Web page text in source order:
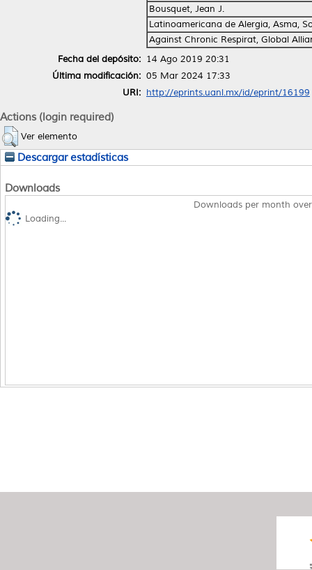
Bousquet, Jean J.
Latinoamericana de Alergia, Asma,
Against Chronic Respirat, Global
Fecha del depósito: 14 Ago 2019 20:31
Última modificación: 05 Mar 2024 17:33
URI: http://eprints.uanl.mx/id/eprint/16199
Actions (login required)
Ver elemento
Descargar estadísticas
Downloads
Downloads per month
Loading...